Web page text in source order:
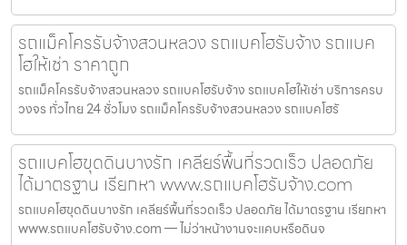
รถแม็คโครรับจ้างสวนหลวง รถแบคโฮรับจ้าง รถแบค
โฮให้เช่า ราคาถูก
รถแม็คโครรับจ้างสวนหลวง รถแบคโฮรับจ้าง รถแบคโฮให้เช่า บริการครบ
วงจร ทั่วไทย 24 ชั่วโมง รถแม็คโครรับจ้างสวนหลวง รถแบคโฮรั
รถแบคโฮขุดดินบางรัก เคลียร์พื้นที่รวดเร็ว ปลอดภัย
ได้มาตรฐาน เรียกหา www.รถแบคโฮรับจ้าง.com
รถแบคโฮขุดดินบางรัก เคลียร์พื้นที่รวดเร็ว ปลอดภัย ได้มาตรฐาน เรียกหา
www.รถแบคโฮรับจ้าง.com — ไม่ว่าหน้างานจะแคบหรือดินจ